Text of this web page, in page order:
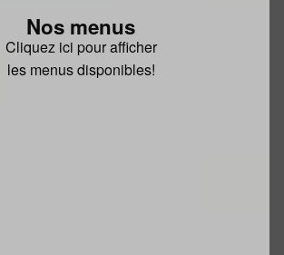
Nos menus
Cliquez ici pour afficher
les menus disponibles!